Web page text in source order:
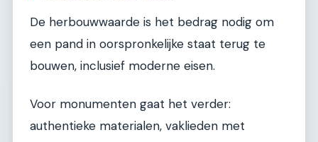
De herbouwwaarde is het bedrag nodig om
een pand in oorspronkelijke staat terug te
bouwen, inclusief moderne eisen.
Voor monumenten gaat het verder:
authentieke materialen, vaklieden met